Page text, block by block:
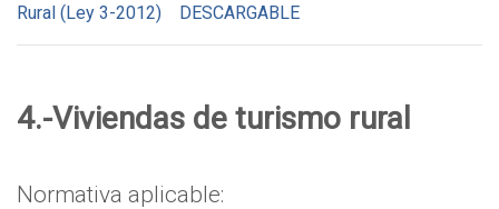
Rural (Ley 3-2012) DESCARGABLE
4.-Viviendas de turismo rural
Normativa aplicable: